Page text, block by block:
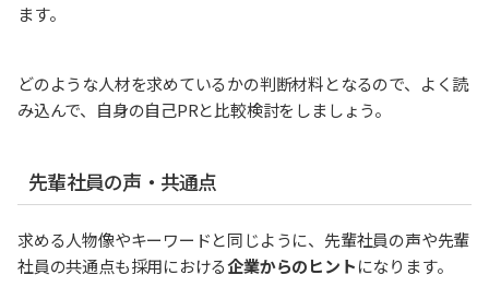
ます。
どのような人材を求めているかの判断材料となるので、よく読
み込んで、自身の自己PRと比較検討をしましょう。
先輩社員の声・共通点
求める人物像やキーワードと同じように、先輩社員の声や先輩
社員の共通点も採用における企業からのヒントになります。